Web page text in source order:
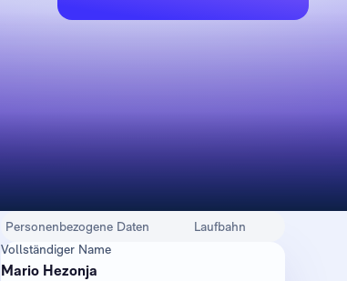
Personenbezogene Daten
Laufbahn
Vollständiger Name
Mario Hezonja